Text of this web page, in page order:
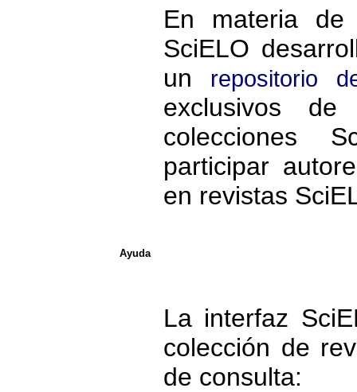
En materia de
SciELO
un
repositorio
exclusivos
colecciones
participar
en revistas
Ayuda
La interfaz
colección de
de consulta: